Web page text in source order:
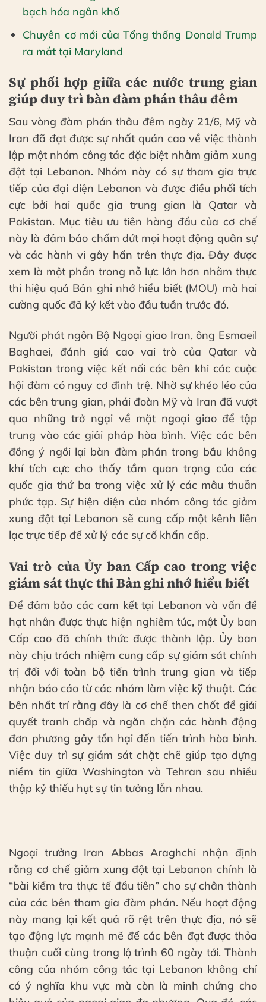
bạch hóa ngân khố
Chuyên cơ mới của Tổng thống Donald Trump
ra mắt tại Maryland
Sự phối hợp giữa các nước trung gian
giúp duy trì bàn đàm phán thâu đêm
Sau vòng đàm phán thâu đêm ngày 21/6, Mỹ và
Iran đã đạt được sự nhất quán cao về việc thành
lập một nhóm công tác đặc biệt nhằm giảm xung
đột tại Lebanon. Nhóm này có sự tham gia trực
tiếp của đại diện Lebanon và được điều phối tích
cực bởi hai quốc gia trung gian là Qatar và
Pakistan. Mục tiêu ưu tiên hàng đầu của cơ chế
này là đảm bảo chấm dứt mọi hoạt động quân sự
và các hành vi gây hấn trên thực địa. Đây được
xem là một phần trong nỗ lực lớn hơn nhằm thực
thi hiệu quả Bản ghi nhớ hiểu biết (MOU) mà hai
cường quốc đã ký kết vào đầu tuần trước đó.
Người phát ngôn Bộ Ngoại giao Iran, ông Esmaeil
Baghaei, đánh giá cao vai trò của Qatar và
Pakistan trong việc kết nối các bên khi các cuộc
hội đàm có nguy cơ đình trệ. Nhờ sự khéo léo của
các bên trung gian, phái đoàn Mỹ và Iran đã vượt
qua những trở ngại về mặt ngoại giao để tập
trung vào các giải pháp hòa bình. Việc các bên
đồng ý ngồi lại bàn đàm phán trong bầu không
khí tích cực cho thấy tầm quan trọng của các
quốc gia thứ ba trong việc xử lý các mâu thuẫn
phức tạp. Sự hiện diện của nhóm công tác giảm
xung đột tại Lebanon sẽ cung cấp một kênh liên
lạc trực tiếp để xử lý các sự cố khẩn cấp.
Vai trò của Ủy ban Cấp cao trong việc
giám sát thực thi Bản ghi nhớ hiểu biết
Để đảm bảo các cam kết tại Lebanon và vấn đề
hạt nhân được thực hiện nghiêm túc, một Ủy ban
Cấp cao đã chính thức được thành lập. Ủy ban
này chịu trách nhiệm cung cấp sự giám sát chính
trị đối với toàn bộ tiến trình trung gian và tiếp
nhận báo cáo từ các nhóm làm việc kỹ thuật. Các
bên nhất trí rằng đây là cơ chế then chốt để giải
quyết tranh chấp và ngăn chặn các hành động
đơn phương gây tổn hại đến tiến trình hòa bình.
Việc duy trì sự giám sát chặt chẽ giúp tạo dựng
niềm tin giữa Washington và Tehran sau nhiều
thập kỷ thiếu hụt sự tin tưởng lẫn nhau.
Ngoại trưởng Iran Abbas Araghchi nhận định
rằng cơ chế giảm xung đột tại Lebanon chính là
“bài kiểm tra thực tế đầu tiên” cho sự chân thành
của các bên tham gia đàm phán. Nếu hoạt động
này mang lại kết quả rõ rệt trên thực địa, nó sẽ
tạo động lực mạnh mẽ để các bên đạt được thỏa
thuận cuối cùng trong lộ trình 60 ngày tới. Thành
công của nhóm công tác tại Lebanon không chỉ
có ý nghĩa khu vực mà còn là minh chứng cho